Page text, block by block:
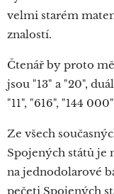
velmi starém
znalostí.
Čtenář by proto
jsou "13" a "20",
"11", "616", "144
Ze všech
Spojených států je
na jednodolarové
pečeti Spojených